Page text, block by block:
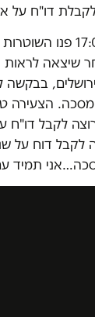
דו"ח על
לקראת השעה 17:00
שיצאה
בבקשה
הצעירה
לקבל
לקבל דוח על
תמיד